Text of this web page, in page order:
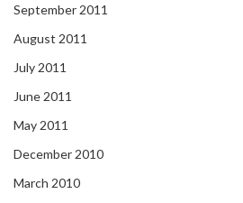
September 2011
August 2011
July 2011
June 2011
May 2011
December 2010
March 2010